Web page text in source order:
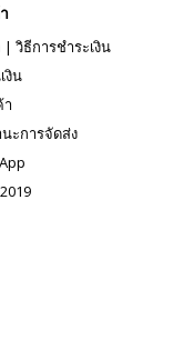
| วิธีการชำระเงิน
งิน
ะการจัดส่ง